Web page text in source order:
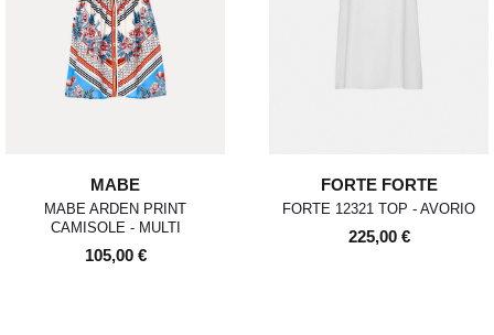
MABE
MABE ARDEN PRINT
CAMISOLE - MULTI
105,00 €
FORTE FORTE
FORTE 12321 TOP - AVORIO
225,00 €